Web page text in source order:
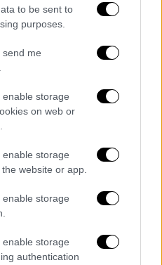
to be sent to
purposes.
send me
storage
on web or
storage
website or app.
storage
storage
authentication
17,
υπογράφει η Κέιτ
και στο καστ
Ντέιβ Μπατίστα
Σονγκ (Brenda
Shipka) και